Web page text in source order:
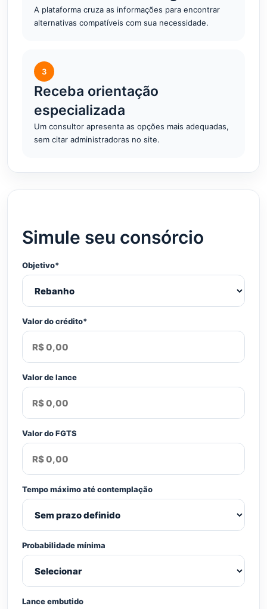
A plataforma cruza as informações para encontrar
alternativas compatíveis com sua necessidade.
3
Receba orientação
especializada
Um consultor apresenta as opções mais adequadas,
sem citar administradoras no site.
Simule seu consórcio
Objetivo*
Valor do crédito*
Valor de lance
Valor do FGTS
Tempo máximo até contemplação
Probabilidade mínima
Lance embutido